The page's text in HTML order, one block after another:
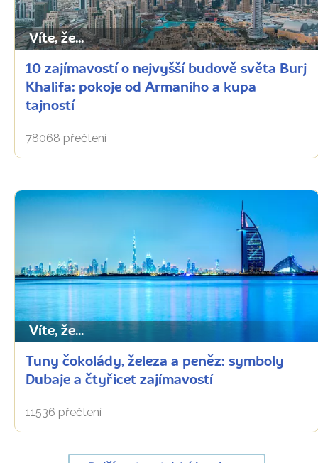
Víte, že...
10 zajímavostí o nejvyšší budově světa Burj
Khalifa: pokoje od Armaniho a kupa
tajností
78068 přečtení
Víte, že...
Tuny čokolády, železa a peněz: symboly
Dubaje a čtyřicet zajímavostí
11536 přečtení